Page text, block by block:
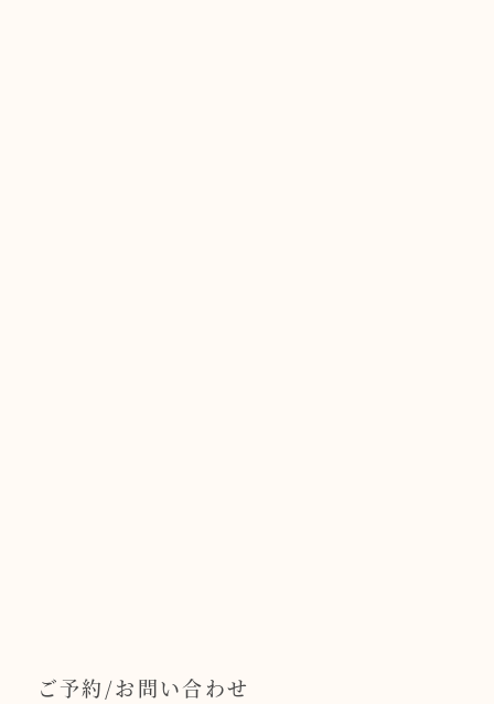
ご予約/お問い合わせ